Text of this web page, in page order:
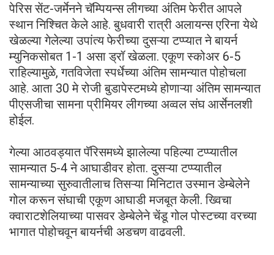
पेरिस सेंट-जर्मेनने चॅम्पियन्स लीगच्या अंतिम फेरीत आपले
स्थान निश्चित केले आहे. बुधवारी रात्री अलायन्स एरिना येथे
खेळल्या गेलेल्या उपांत्य फेरीच्या दुसऱ्या टप्प्यात ने बायर्न
म्युनिकसोबत 1-1 असा ड्रॉ खेळला. एकूण स्कोअर 6-5
राहिल्यामुळे, गतविजेता स्पर्धेच्या अंतिम सामन्यात पोहोचला
आहे. आता 30 मे रोजी बुडापेस्टमध्ये होणाऱ्या अंतिम सामन्यात
पीएसजीचा सामना प्रीमियर लीगच्या अव्वल संघ आर्सेनलशी
होईल.
गेल्या आठवड्यात पॅरिसमध्ये झालेल्या पहिल्या टप्प्यातील
सामन्यात 5-4 ने आघाडीवर होता. दुसऱ्या टप्प्यातील
सामन्याच्या सुरुवातीलाच तिसऱ्या मिनिटात उस्मान डेम्बेलेने
गोल करून संघाची एकूण आघाडी मजबूत केली. ख्विचा
क्वाराटशेलियाच्या पासवर डेम्बेलेने चेंडू गोल पोस्टच्या वरच्या
भागात पोहोचवून बायर्नची अडचण वाढवली.